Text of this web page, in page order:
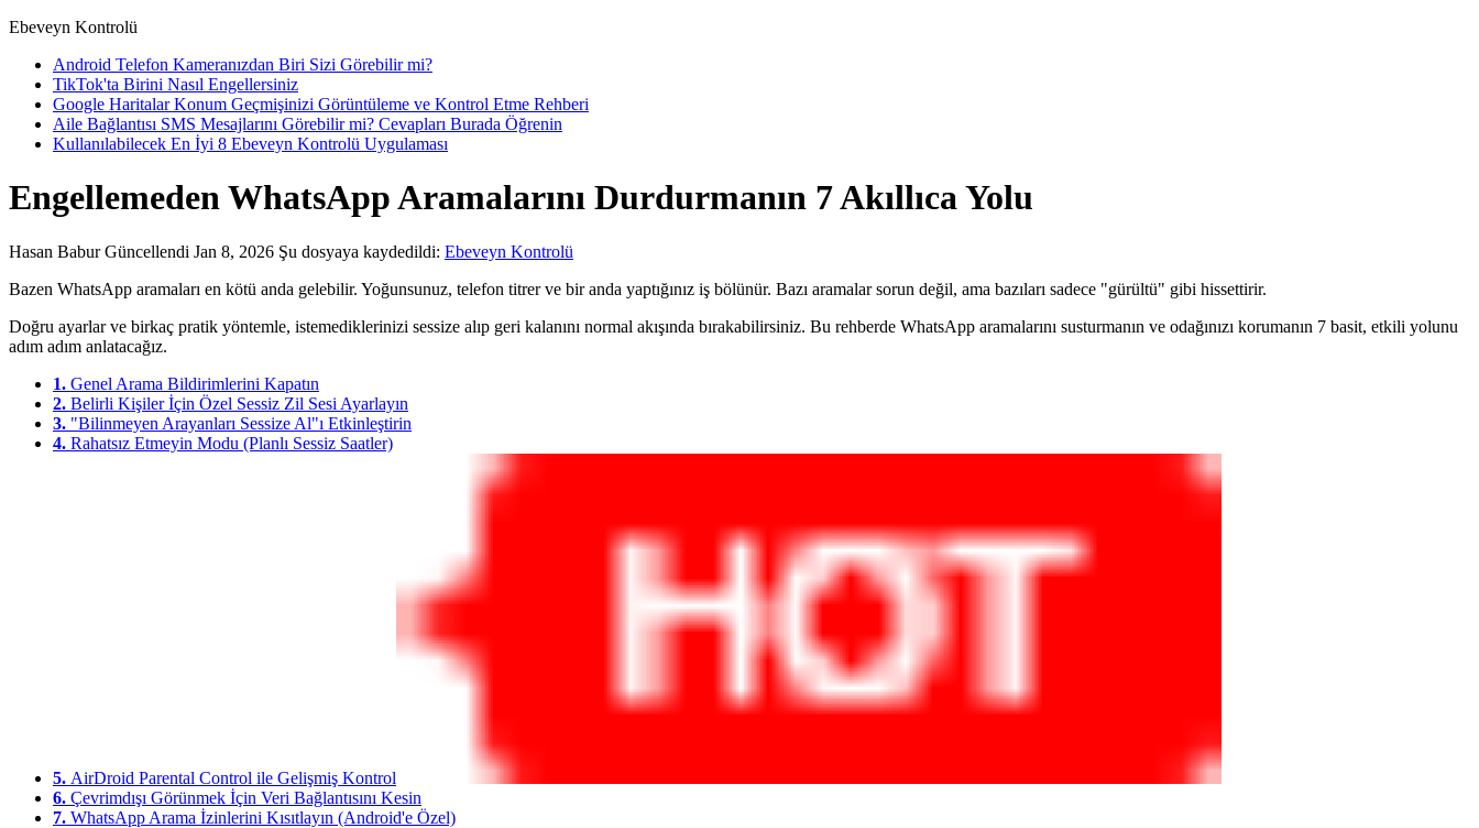
Ebeveyn Kontrolü
Android Telefon Kameranızdan Biri Sizi Görebilir mi?
TikTok'ta Birini Nasıl Engellersiniz
Google Haritalar Konum Geçmişinizi Görüntüleme ve Kontrol Etme Rehberi
Aile Bağlantısı SMS Mesajlarını Görebilir mi? Cevapları Burada Öğrenin
Kullanılabilecek En İyi 8 Ebeveyn Kontrolü Uygulaması
Engellemeden WhatsApp Aramalarını Durdurmanın 7 Akıllıca Yolu
Hasan BaburGüncellendi Jan 8, 2026 Şu dosyaya kaydedildi: Ebeveyn Kontrolü
Bazen WhatsApp aramaları en kötü anda gelebilir. Yoğunsunuz, telefon titrer ve bir anda yaptığınız iş bölünür. Bazı aramalar sorun değil, ama bazıları sadece "gürültü" gibi hissettirir.
Doğru ayarlar ve birkaç pratik yöntemle, istemediklerinizi sessize alıp geri kalanını normal akışında bırakabilirsiniz. Bu rehberde WhatsApp aramalarını susturmanın ve odağınızı korumanın 7 basit, etkili yolunu
adım adım anlatacağız.
1. Genel Arama Bildirimlerini Kapatın
2. Belirli Kişiler İçin Özel Sessiz Zil Sesi Ayarlayın
3. "Bilinmeyen Arayanları Sessize Al"ı Etkinleştirin
4. Rahatsız Etmeyin Modu (Planlı Sessiz Saatler)
5. AirDroid Parental Control ile Gelişmiş Kontrol
6. Çevrimdışı Görünmek İçin Veri Bağlantısını Kesin
7. WhatsApp Arama İzinlerini Kısıtlayın (Android'e Özel)